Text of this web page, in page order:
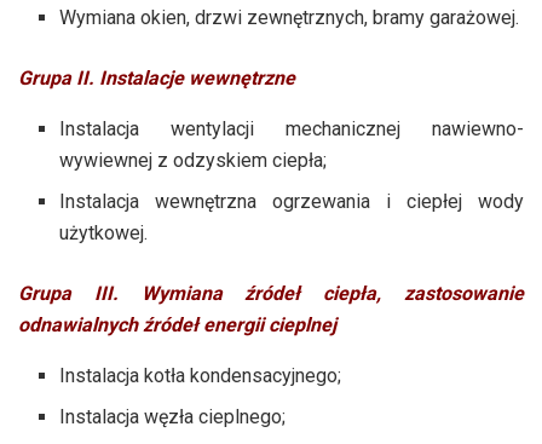
Wymiana okien, drzwi zewnętrznych, bramy garażowej.
Grupa II. Instalacje wewnętrzne
Instalacja wentylacji mechanicznej nawiewno-
wywiewnej z odzyskiem ciepła;
Instalacja wewnętrzna ogrzewania i ciepłej wody
użytkowej.
Grupa III. Wymiana źródeł ciepła, zastosowanie
odnawialnych źródeł energii cieplnej
Instalacja kotła kondensacyjnego;
Instalacja węzła cieplnego;